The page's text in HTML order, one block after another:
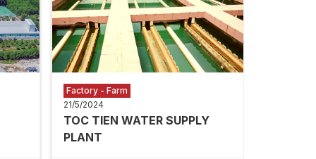
Factory - Farm
21/5/2024
TOC TIEN WATER SUPPLY
PLANT